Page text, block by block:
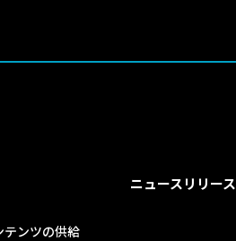
テンツの供給
ニュースリリース